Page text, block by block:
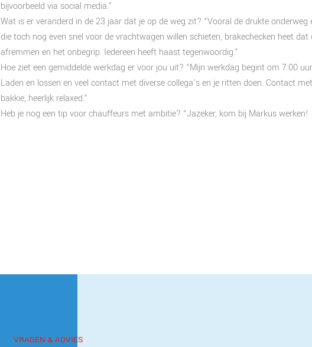
bijvoorbeeld via social media.”
Wat is er veranderd in de 23 jaar dat je op de weg zit? “Vooral de drukte onderweg
die toch nog even snel voor de vrachtwagen willen schieten, brakechecken heet
afremmen en het onbegrip. Iedereen heeft haast tegenwoordig.”
Hoe ziet een gemiddelde werkdag er voor jou uit? “Mijn werkdag begint om 7:00
Laden en lossen en veel contact met diverse collega’s en je ritten doen. Contact
bakkie, heerlijk relaxed.”
Heb je nog een tip voor chauffeurs met ambitie? “Jazeker, kom bij Markus werken!
VRAGEN & ADVIES